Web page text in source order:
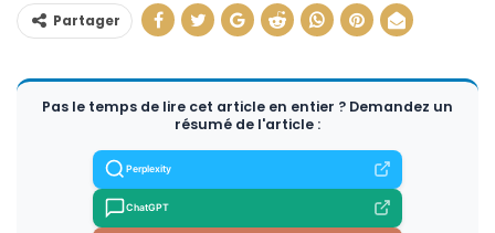
Partager
Pas le temps de lire cet article en entier ? Demandez un
résumé de l'article :
Perplexity
ChatGPT